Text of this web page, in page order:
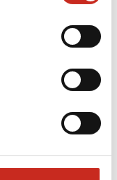
manga-
Akihabara,
drukken tot
van Japan
Vooral de
must-visit,
en